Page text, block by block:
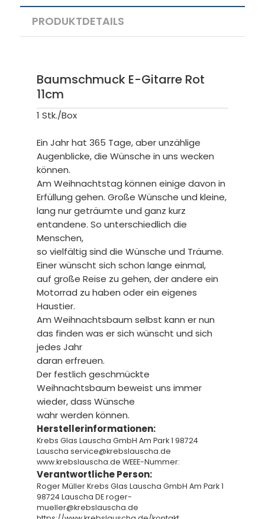
PRODUKTDETAILS
Baumschmuck E-Gitarre Rot
11cm
1 Stk./Box
Ein Jahr hat 365 Tage, aber unzählige
Augenblicke, die Wünsche in uns wecken
können.
Am Weihnachtstag können einige davon in
Erfüllung gehen. Große Wünsche und kleine,
lang nur geträumte und ganz kurz
entandene. So unterschiedlich die
Menschen,
so vielfältig sind die Wünsche und Träume.
Einer wünscht sich schon lange einmal,
auf große Reise zu gehen, der andere ein
Motorrad zu haben oder ein eigenes
Haustier.
Am Weihnachtsbaum selbst kann er nun
das finden was er sich wünscht und sich
jedes Jahr
daran erfreuen.
Der festlich geschmückte
Weihnachtsbaum beweist uns immer
wieder, dass Wünsche
wahr werden können.
Herstellerinformationen:
Krebs Glas Lauscha GmbH Am Park 1 98724
Lauscha service@krebslauscha.de
www.krebslauscha.de WEEE-Nummer:
Verantwortliche Person:
Roger Müller Krebs Glas Lauscha GmbH Am Park 1
98724 Lauscha DE roger-
mueller@krebslauscha.de